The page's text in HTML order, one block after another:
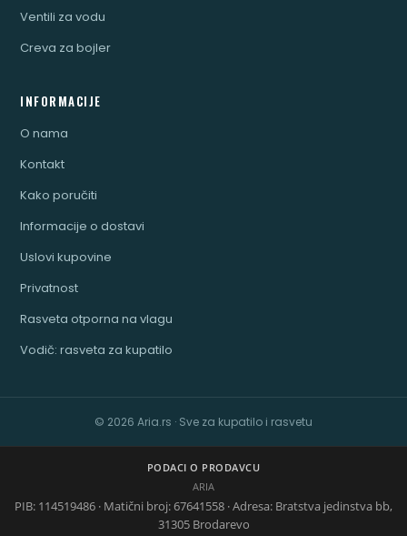
Ventili za vodu
Creva za bojler
INFORMACIJE
O nama
Kontakt
Kako poručiti
Informacije o dostavi
Uslovi kupovine
Privatnost
Rasveta otporna na vlagu
Vodič: rasveta za kupatilo
© 2026 Aria.rs · Sve za kupatilo i rasvetu
PODACI O PRODAVCU
ARIA
PIB: 114519486 · Matični broj: 67641558 · Adresa: Bratstva jedinstva bb,
31305 Brodarevo